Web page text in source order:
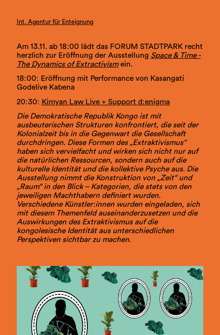
Int. Agentur für Enteignung
Am 13.11. ab 18:00 lädt das FORUM STADTPARK recht
herzlich zur Eröffnung der Ausstellung Space & Time -
The Dynamics of Extractivismein.
18:00: Eröffnung mit Performance von Kasangati
Godelive Kabena
20:30: Kimyan Law Live + Support d:enigma
Die Demokratische Republik Kongo ist mit
ausbeuterischen Strukturen konfrontiert, die seit der
Kolonialzeit bis in die Gegenwart die Gesellschaft
durchdringen. Diese Formen des „Extraktivismus“
haben sich vervielfacht und wirken sich nicht nur auf
die natürlichen Ressourcen, sondern auch auf die
kulturelle Identität und die kollektive Psyche aus. Die
Ausstellung nimmt die Konstruktion von „Zeit“ und
„Raum“ in den Blick – Kategorien, die stets von den
jeweiligen Machthabern definiert wurden.
Verschiedene Künstler:innen wurden eingeladen, sich
mit diesem Themenfeld auseinanderzusetzen und die
Auswirkungen des Extraktivismus auf die
kongolesische Identität aus unterschiedlichen
Perspektiven sichtbar zu machen.